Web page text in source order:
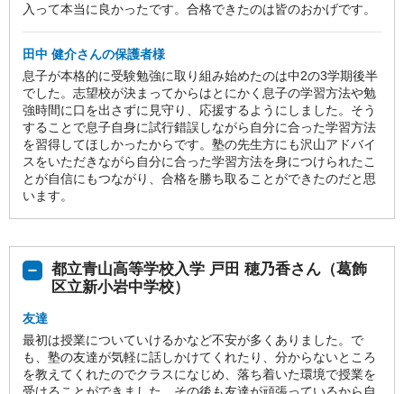
入って本当に良かったです。合格できたのは皆のおかげです。
田中 健介さんの保護者様
息子が本格的に受験勉強に取り組み始めたのは中2の3学期後半
でした。志望校が決まってからはとにかく息子の学習方法や勉
強時間に口を出さずに見守り、応援するようにしました。そう
することで息子自身に試行錯誤しながら自分に合った学習方法
を習得してほしかったからです。塾の先生方にも沢山アドバイ
スをいただきながら自分に合った学習方法を身につけられたこ
とが自信にもつながり、合格を勝ち取ることができたのだと思
います。
都立青山高等学校入学 戸田 穂乃香さん（葛飾
区立新小岩中学校）
友達
最初は授業についていけるかなど不安が多くありました。で
も、塾の友達が気軽に話しかけてくれたり、分からないところ
を教えてくれたのでクラスになじめ、落ち着いた環境で授業を
受けることができました。その後も友達が頑張っているから自